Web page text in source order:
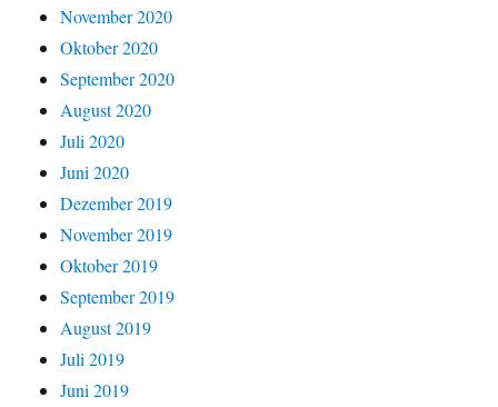
November 2020
Oktober 2020
September 2020
August 2020
Juli 2020
Juni 2020
Dezember 2019
November 2019
Oktober 2019
September 2019
August 2019
Juli 2019
Juni 2019